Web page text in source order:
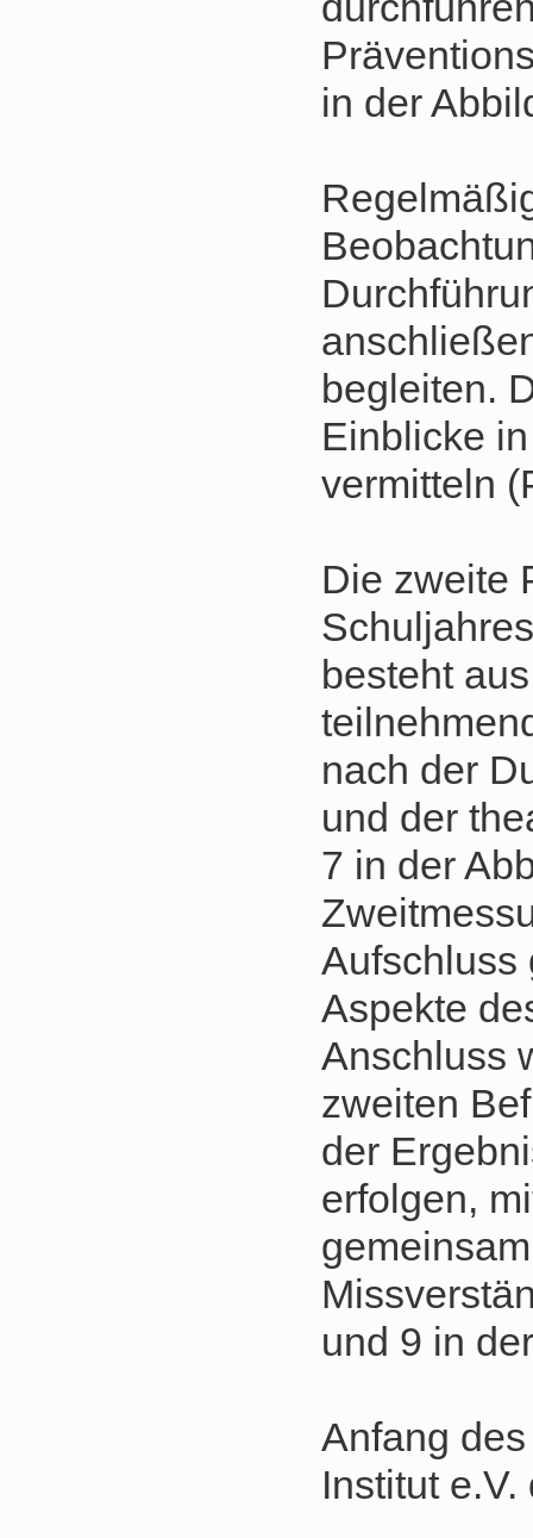
in der
begleiten.
Einblicke
vermitteln
Die zweite
besteht
nach der
und der
7 in der
Aufschluss
Aspekte
Anschluss
zweiten
der
erfolgen,
und 9 in
Anfang
Institut